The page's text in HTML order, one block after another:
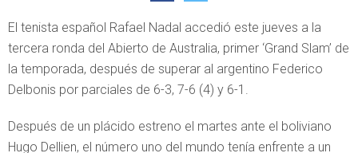
El tenista español Rafael Nadal accedió este jueves a la
tercera ronda del Abierto de Australia, primer ‘Grand Slam’ de
la temporada, después de superar al argentino Federico
Delbonis por parciales de 6-3, 7-6 (4) y 6-1.
Después de un plácido estreno el martes ante el boliviano
Hugo Dellien, el número uno del mundo tenía enfrente a un